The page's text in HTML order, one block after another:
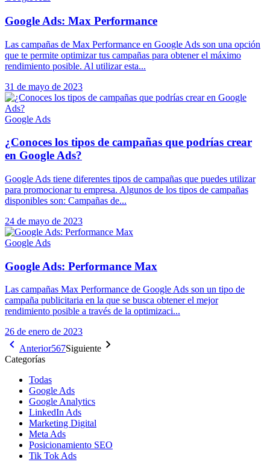
Google Ads: Max Performance
Las campañas de Max Performance en Google Ads son una opción
que te permite optimizar tus campañas para obtener el máximo
rendimiento posible. Al utilizar esta...
31 de mayo de 2023
Google Ads
¿Conoces los tipos de campañas que podrías crear
en Google Ads?
Google Ads tiene diferentes tipos de campañas que puedes utilizar
para promocionar tu empresa. Algunos de los tipos de campañas
disponibles son: Campañas de...
24 de mayo de 2023
Google Ads
Google Ads: Performance Max
Las campañas Max Performance de Google Ads son un tipo de
campaña publicitaria en la que se busca obtener el mejor
rendimiento posible a través de la optimizaci...
26 de enero de 2023
Anterior567Siguiente
Categorías
Todas
Google Ads
Google Analytics
LinkedIn Ads
Marketing Digital
Meta Ads
Posicionamiento SEO
Tik Tok Ads